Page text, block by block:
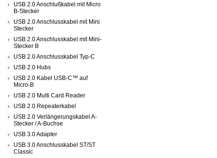
USB 2.0 Anschlußkabel mit Micro
B-Stecker
USB 2.0 Anschlusskabel mit Mini
Stecker
USB 2.0 Anschlusskabel mit Mini-
Stecker B
USB 2.0 Anschlusskabel Typ-C
USB 2.0 Hubs
USB 2.0 Kabel USB-C™ auf
Micro-B
USB 2.0 Multi Card Reader
USB 2.0 Repeaterkabel
USB 2.0 Verlängerungskabel A-
Stecker / A-Buchse
USB 3.0 Adapter
USB 3.0 Anschlusskabel ST/ST
Classic